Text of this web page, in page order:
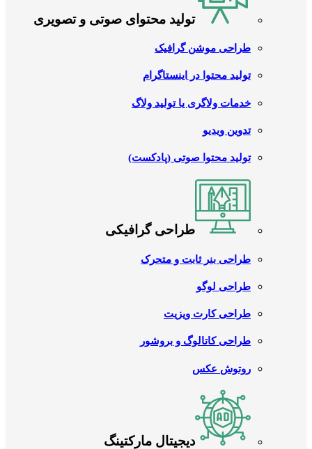
تولید محتوای صوتی و تصویری
طراحی موشن گرافیک
تولید محتوا در اینستاگرام
خدمات ولاگری یا تولید ولاگ
تدوین ویدیو
تولید محتوا صوتی (پادکست)
طراحی گرافیکی
طراحی بنر ثابت و متحرک
طراحی لوگو
طراحی کارت ویزیت
طراحی کاتالوگ و بروشور
روتوش عکس
دیجیتال مارکتینگ